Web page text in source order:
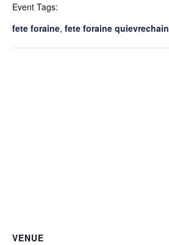
Event Tags:
fete foraine, fete foraine quievrechain
VENUE